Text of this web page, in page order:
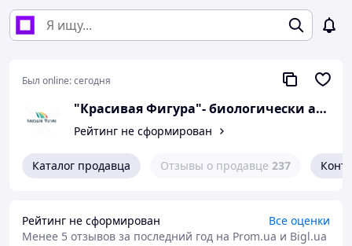
Был online:сегодня
"Красивая Фигура"- биологически активные добавки для похудения,сжигания жира и здоровья всей семьи
Рейтинг не сформирован
Каталог продавца Отзывы о продавце 237
Рейтинг не сформирован
Все оценки
Менее 5 отзывов за последний год на Prom.ua и Bigl.ua